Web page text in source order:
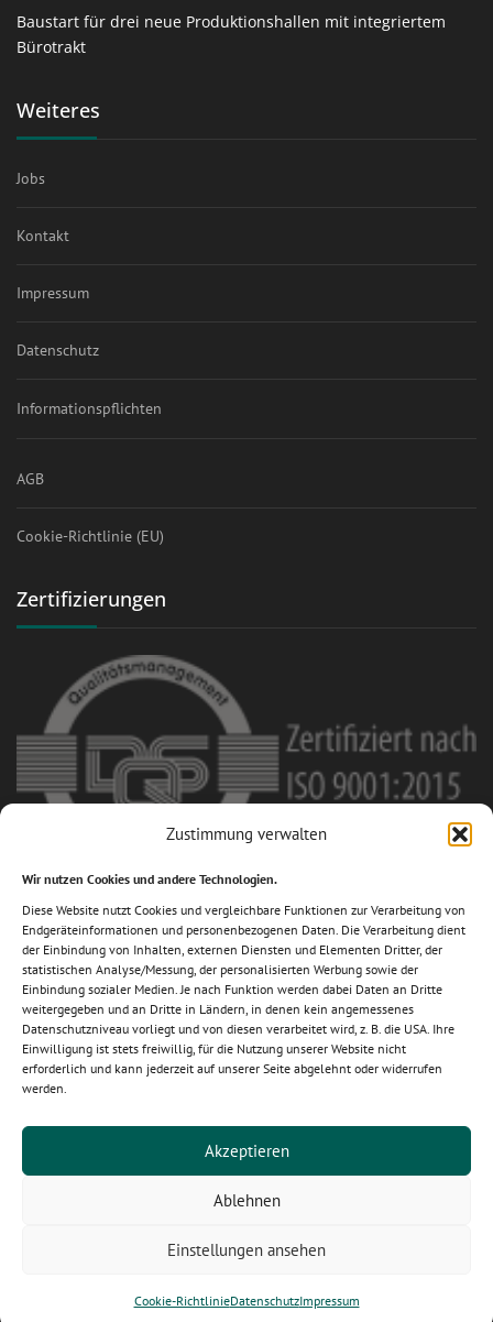
Zustimmung verwalten
Wir nutzen Cookies und andere Technologien.
Diese Website nutzt Cookies und vergleichbare Funktionen zur Verarbeitung von
Endgeräteinformationen und personenbezogenen Daten. Die Verarbeitung dient
der Einbindung von Inhalten, externen Diensten und Elementen Dritter, der
statistischen Analyse/Messung, der personalisierten Werbung sowie der
Einbindung sozialer Medien. Je nach Funktion werden dabei Daten an Dritte
weitergegeben und an Dritte in Ländern, in denen kein angemessenes
Datenschutzniveau vorliegt und von diesen verarbeitet wird, z. B. die USA. Ihre
Einwilligung ist stets freiwillig, für die Nutzung unserer Website nicht
erforderlich und kann jederzeit auf unserer Seite abgelehnt oder widerrufen
werden.
Akzeptieren
Ablehnen
Einstellungen ansehen
Cookie-RichtlinieDatenschutzImpressum
Baustart für drei neue Produktionshallen mit integriertem
Bürotrakt
Weiteres
Jobs
Kontakt
Impressum
Datenschutz
Informationspflichten
AGB
Cookie-Richtlinie (EU)
Zertifizierungen
Mitglied im Fachverband des
Schrauben-Großhandels e.V.
© 2026 Nögel Montagetechnik Vertriebsgesellschaft mbH ∙